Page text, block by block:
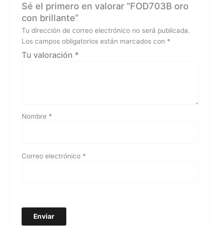
Sé el primero en valorar “FOD703B oro
con brillante”
Tu dirección de correo electrónico no será publicada.
Los campos obligatorios están marcados con *
Tu valoración *
Nombre *
Correo electrónico *